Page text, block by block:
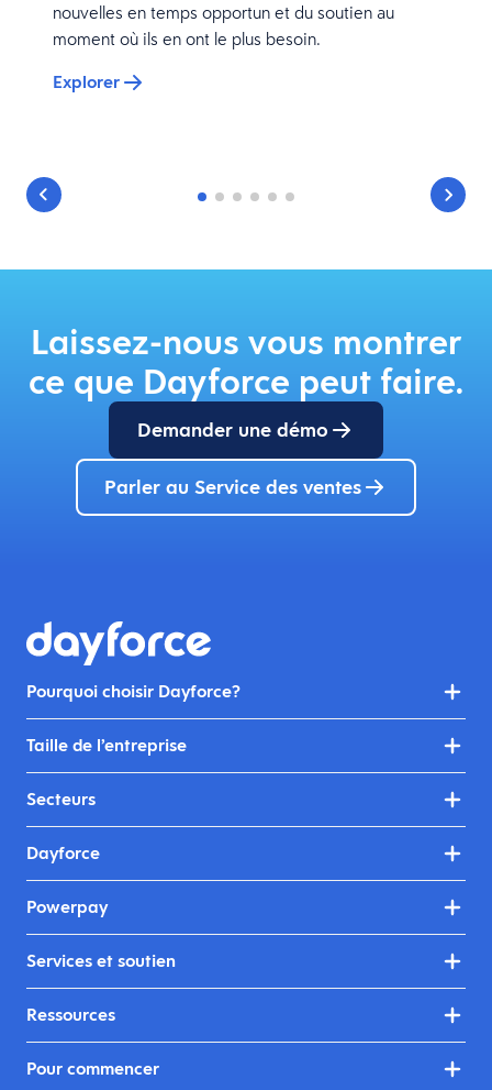
nouvelles en temps opportun et du soutien au
moment où ils en ont le plus besoin.
Explorer
Laissez-nous vous montrer
ce que Dayforce peut faire.
Demander une démo
Parler au Service des ventes
Pourquoi choisir Dayforce?
Taille de l’entreprise
Secteurs
Dayforce
Powerpay
Services et soutien
Ressources
Pour commencer